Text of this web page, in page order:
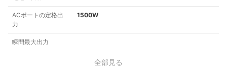
ACポートの定格出
力
1500W
瞬間最大出力
全部見る